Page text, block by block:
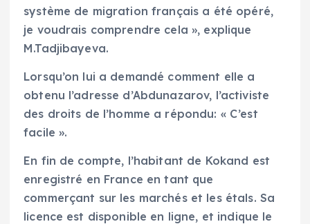
système de migration français a été opéré,
je voudrais comprendre cela », explique
M.Tadjibayeva.
Lorsqu’on lui a demandé comment elle a
obtenu l’adresse d’Abdunazarov, l’activiste
des droits de l’homme a répondu: « C’est
facile ».
En fin de compte, l’habitant de Kokand est
enregistré en France en tant que
commerçant sur les marchés et les étals. Sa
licence est disponible en ligne, et indique le